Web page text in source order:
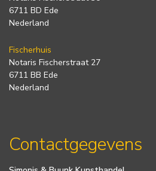
6711 BD Ede
Nederland
Fischerhuis
Notaris Fischerstraat 27
6711 BB Ede
Nederland
Contactgegevens